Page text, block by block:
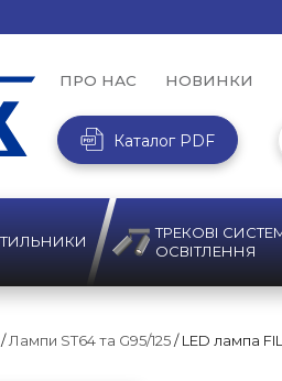
ПРО НАС НОВИНКИ
Каталог PDF
ТРЕКОВІ
ОСВІТЛЕННЯ
/Лампи ST64 та G95/125/ LED лампа